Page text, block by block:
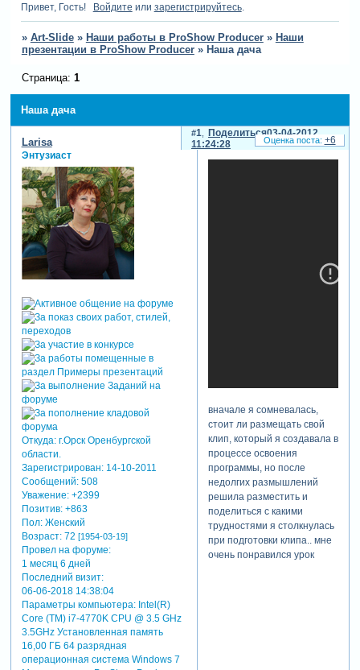
Привет, Гость! Войдите или зарегистрируйтесь.
» Art-Slide » Наши работы в ProShow Producer » Наши
презентации в ProShow Producer » Наша дача
Наша дача
Страница: 1
Поделиться
1
03-04-2012
11:24:28
Larisa
Энтузиаст
Откуда:г.Орск Оренбургской
области.
Зарегистрирован: 14-10-2011
Сообщений:508
Уважение: +2399
Позитив: +863
Пол:Женский
Возраст:72 [1954-03-19]
Провел на форуме:
1 месяц 6 дней
Последний визит:
06-06-2018 14:38:04
Параметры компьютера:Intel(R)
Core (TM) i7-4770K CPU @ 3.5 GHz
3.5GHz Установленная память
16,00 ГБ 64 разрядная
операционная система Windows 7
вначале я сомневалась,
стоит ли размещать свой
клип, который я создавала в
процессе освоения
программы, но после
недолгих размышлений
решила разместить и
поделиться с какими
трудностями я столкнулась
при подготовки клипа.. мне
очень понравился урок
+6